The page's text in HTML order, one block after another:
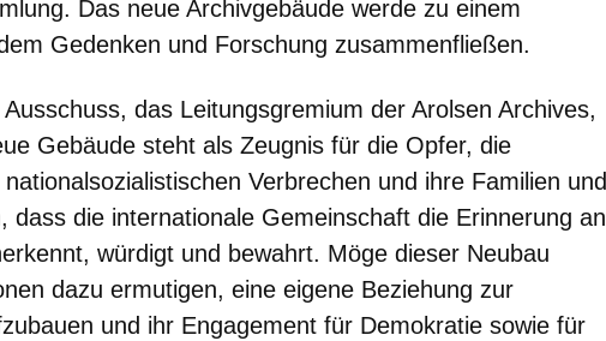
Das neue Archivgebäude werde zu einem
Gedenken und Forschung zusammenfließen.
das Leitungsgremium der Arolsen Archives,
Gebäude steht als Zeugnis für die Opfer, die
Verbrechen und ihre Familien und
dass die internationale Gemeinschaft die Erinnerung an
würdigt und bewahrt. Möge dieser Neubau
dazu ermutigen, eine eigene Beziehung zur
und ihr Engagement für Demokratie sowie für